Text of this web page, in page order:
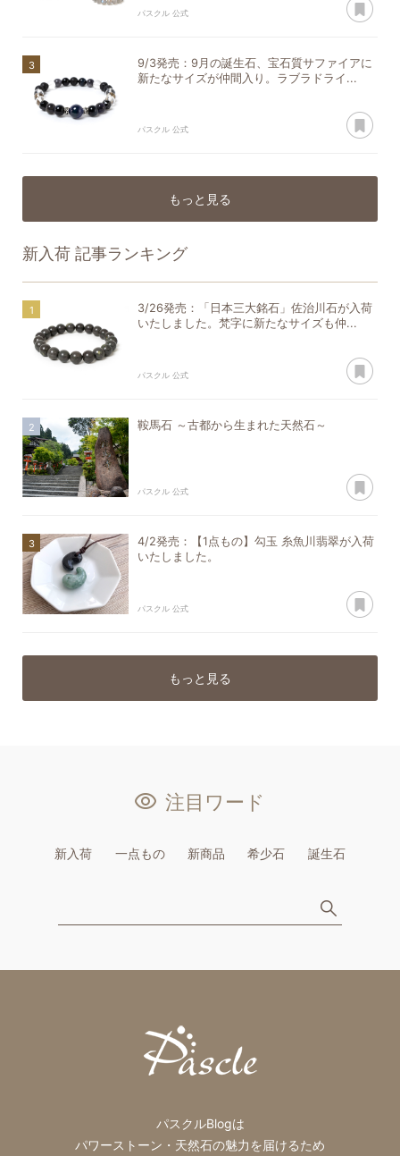
パスクル 公式
9/3発売：9月の誕生石、宝石質サファイアに
新たなサイズが仲間入り。ラブラドライ...
パスクル 公式
もっと見る
新入荷 記事ランキング
3/26発売：「日本三大銘石」佐治川石が入荷
いたしました。梵字に新たなサイズも仲...
パスクル 公式
鞍馬石 ～古都から生まれた天然石～
パスクル 公式
4/2発売：【1点もの】勾玉 糸魚川翡翠が入荷
いたしました。
パスクル 公式
もっと見る
注目ワード
新入荷 一点もの 新商品 希少石 誕生石
パスクルBlogは
パワーストーン・天然石の魅力を届けるため